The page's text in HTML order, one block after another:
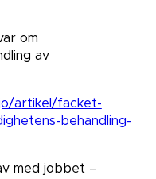
om
av
artikel/facket-
behandling-
med jobbet –